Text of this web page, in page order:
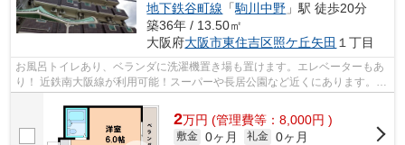
地下鉄谷町線 「駒川中野 」駅 徒歩20分
築36年 / 13.50㎡
大阪府大阪市東住吉区照ケ丘矢田 １丁目
お風呂トイレあり、ベランダに洗濯機置き場も置けます。エレベーターもあ
り！ 近鉄南大阪線が利用可能！スーパーや長居公園など近くにあります。
■□■□■□■□■□■□■□■□■□■□■□■□■□■□■□■□■...
2万円 (管理費等：8,000円 )
敷金 0ヶ月 礼金 0ヶ月